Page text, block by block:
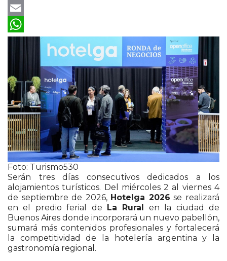
Twitter
Email
WhatsApp
Foto: Turismo530
Serán tres días consecutivos dedicados a los
alojamientos turísticos. Del miércoles 2 al viernes 4
de septiembre de 2026, Hotelga 2026 se realizará
en el predio ferial de
La Rural
en la ciudad de
Buenos Aires donde incorporará un nuevo pabellón,
sumará más contenidos profesionales y fortalecerá
la competitividad de la hotelería argentina y la
gastronomía regional.